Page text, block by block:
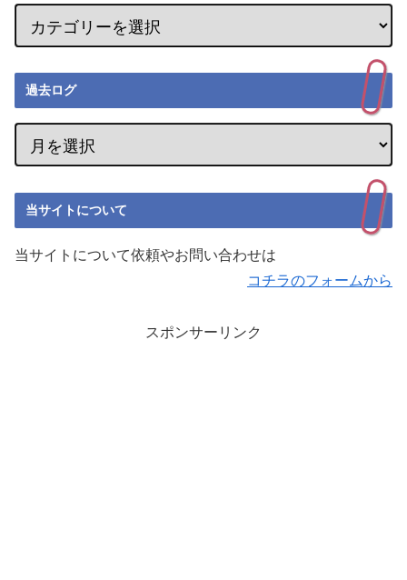
過去ログ
当サイトについて
当サイトについて依頼やお問い合わせは
コチラのフォームから
スポンサーリンク